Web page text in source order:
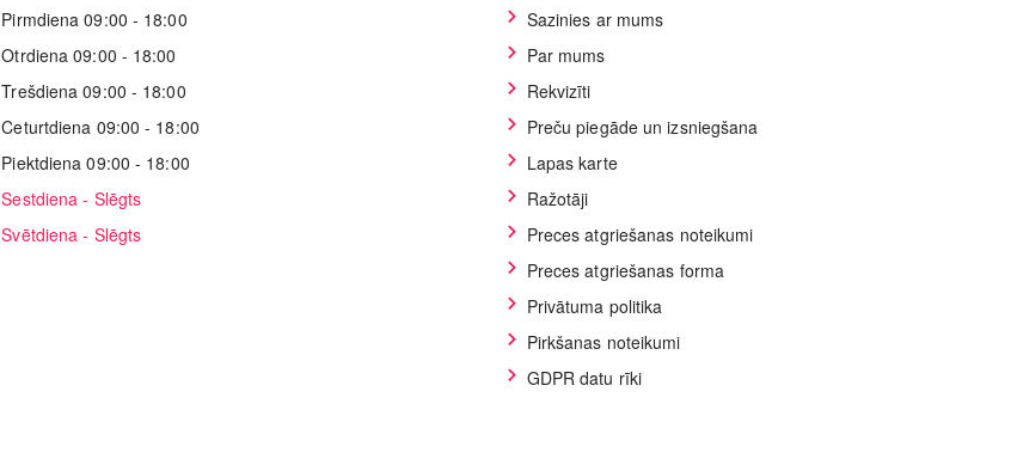
Pirmdiena 09:00 - 18:00
Otrdiena 09:00 - 18:00
Trešdiena 09:00 - 18:00
Ceturtdiena 09:00 - 18:00
Piektdiena 09:00 - 18:00
Sestdiena - Slēgts
Svētdiena - Slēgts
Sazinies ar mums
Par mums
Rekvizīti
Preču piegāde un izsniegšana
Lapas karte
Ražotāji
Preces atgriešanas noteikumi
Preces atgriešanas forma
Privātuma politika
Pirkšanas noteikumi
GDPR datu rīki